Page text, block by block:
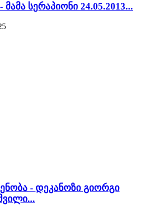
მამა სერაპიონი 24.05.2013...
- დეკანოზი გიორგი